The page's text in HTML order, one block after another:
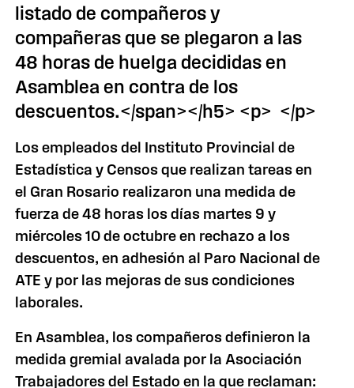
listado de compañeros y
compañeras que se plegaron a las
48 horas de huelga decididas en
Asamblea en contra de los
descuentos.</span></h5> <p> </p>
Los empleados del Instituto Provincial de
Estadística y Censos que realizan tareas en
el Gran Rosario realizaron una medida de
fuerza de 48 horas los días martes 9 y
miércoles 10 de octubre en rechazo a los
descuentos, en adhesión al Paro Nacional de
ATE y por las mejoras de sus condiciones
laborales.
En Asamblea, los compañeros definieron la
medida gremial avalada por la Asociación
Trabajadores del Estado en la que reclaman: